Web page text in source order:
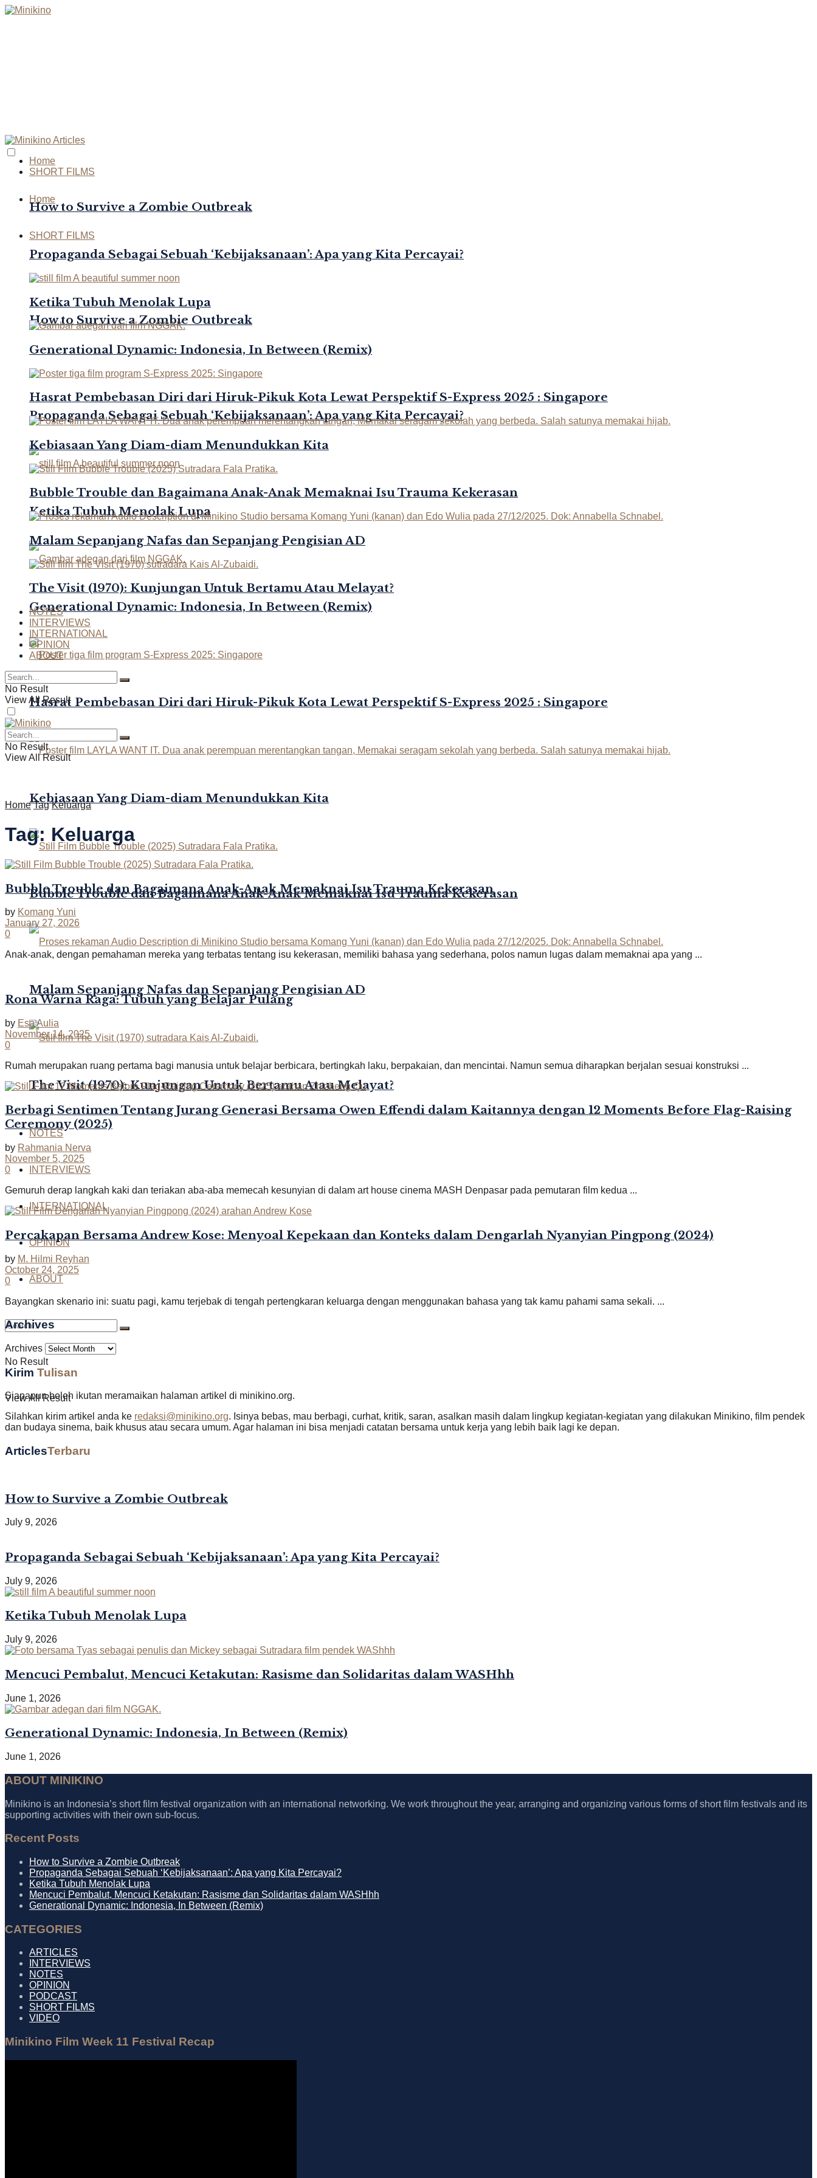
Home
SHORT FILMS
How to Survive a Zombie Outbreak
Propaganda Sebagai Sebuah ‘Kebijaksanaan’: Apa yang Kita Percayai?
Ketika Tubuh Menolak Lupa
Generational Dynamic: Indonesia, In Between (Remix)
Hasrat Pembebasan Diri dari Hiruk-Pikuk Kota Lewat Perspektif S-Express 2025 : Singapore
Kebiasaan Yang Diam-diam Menundukkan Kita
Bubble Trouble dan Bagaimana Anak-Anak Memaknai Isu Trauma Kekerasan
Malam Sepanjang Nafas dan Sepanjang Pengisian AD
The Visit (1970): Kunjungan Untuk Bertamu Atau Melayat?
NOTES
INTERVIEWS
INTERNATIONAL
OPINION
ABOUT
No Result
View All Result
Home
SHORT FILMS
How to Survive a Zombie Outbreak
Propaganda Sebagai Sebuah ‘Kebijaksanaan’: Apa yang Kita Percayai?
Ketika Tubuh Menolak Lupa
Generational Dynamic: Indonesia, In Between (Remix)
Hasrat Pembebasan Diri dari Hiruk-Pikuk Kota Lewat Perspektif S-Express 2025 : Singapore
Kebiasaan Yang Diam-diam Menundukkan Kita
Bubble Trouble dan Bagaimana Anak-Anak Memaknai Isu Trauma Kekerasan
Malam Sepanjang Nafas dan Sepanjang Pengisian AD
The Visit (1970): Kunjungan Untuk Bertamu Atau Melayat?
NOTES
INTERVIEWS
INTERNATIONAL
OPINION
ABOUT
No Result
View All Result
No Result
View All Result
Home Tag Keluarga
Tag: Keluarga
Bubble Trouble dan Bagaimana Anak-Anak Memaknai Isu Trauma Kekerasan
by Komang Yuni
January 27, 2026
0
Anak-anak, dengan pemahaman mereka yang terbatas tentang isu kekerasan, memiliki bahasa yang sederhana, polos namun lugas dalam memaknai apa yang ...
Rona Warna Raga: Tubuh yang Belajar Pulang
by Esa Aulia
November 14, 2025
0
Rumah merupakan ruang pertama bagi manusia untuk belajar berbicara, bertingkah laku, berpakaian, dan mencintai. Namun semua diharapkan berjalan sesuai konstruksi ...
Berbagi Sentimen Tentang Jurang Generasi Bersama Owen Effendi dalam Kaitannya dengan 12 Moments Before Flag-Raising
Ceremony (2025)
by Rahmania Nerva
November 5, 2025
0
Gemuruh derap langkah kaki dan teriakan aba-aba memecah kesunyian di dalam art house cinema MASH Denpasar pada pemutaran film kedua ...
Percakapan Bersama Andrew Kose: Menyoal Kepekaan dan Konteks dalam Dengarlah Nyanyian Pingpong (2024)
by M. Hilmi Reyhan
October 24, 2025
0
Bayangkan skenario ini: suatu pagi, kamu terjebak di tengah pertengkaran keluarga dengan menggunakan bahasa yang tak kamu pahami sama sekali. ...
Archives
Archives
Kirim Tulisan
Siapapun boleh ikutan meramaikan halaman artikel di minikino.org.
Silahkan kirim artikel anda ke redaksi@minikino.org. Isinya bebas, mau berbagi, curhat, kritik, saran, asalkan masih dalam lingkup kegiatan-kegiatan yang dilakukan Minikino, film pendek
dan budaya sinema, baik khusus atau secara umum. Agar halaman ini bisa menjadi catatan bersama untuk kerja yang lebih baik lagi ke depan.
ArticlesTerbaru
How to Survive a Zombie Outbreak
July 9, 2026
Propaganda Sebagai Sebuah ‘Kebijaksanaan’: Apa yang Kita Percayai?
July 9, 2026
Ketika Tubuh Menolak Lupa
July 9, 2026
Mencuci Pembalut, Mencuci Ketakutan: Rasisme dan Solidaritas dalam WASHhh
June 1, 2026
Generational Dynamic: Indonesia, In Between (Remix)
June 1, 2026
ABOUT MINIKINO
Minikino is an Indonesia’s short film festival organization with an international networking. We work throughout the year, arranging and organizing various forms of short film festivals and its
supporting activities with their own sub-focus.
Recent Posts
How to Survive a Zombie Outbreak
Propaganda Sebagai Sebuah ‘Kebijaksanaan’: Apa yang Kita Percayai?
Ketika Tubuh Menolak Lupa
Mencuci Pembalut, Mencuci Ketakutan: Rasisme dan Solidaritas dalam WASHhh
Generational Dynamic: Indonesia, In Between (Remix)
CATEGORIES
ARTICLES
INTERVIEWS
NOTES
OPINION
PODCAST
SHORT FILMS
VIDEO
Minikino Film Week 11 Festival Recap